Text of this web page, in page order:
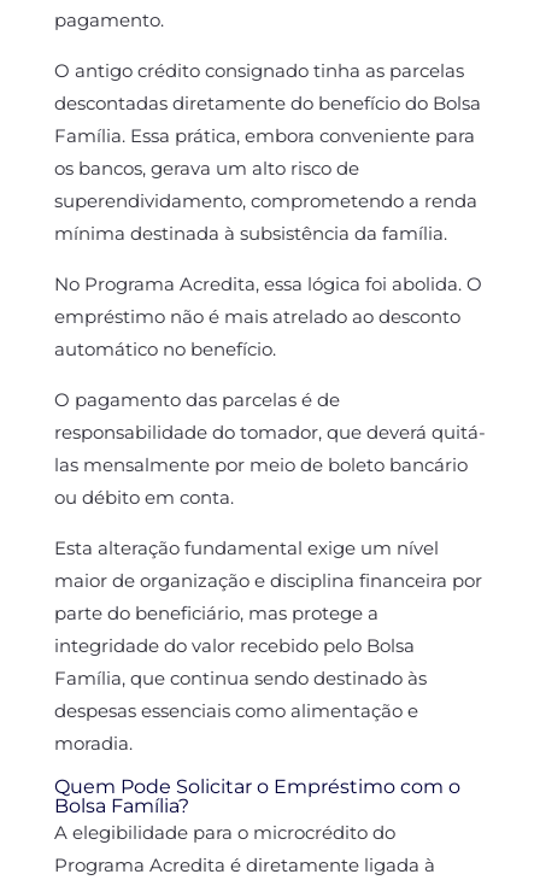
pagamento.
O antigo crédito consignado tinha as parcelas
descontadas diretamente do benefício do Bolsa
Família. Essa prática, embora conveniente para
os bancos, gerava um alto risco de
superendividamento, comprometendo a renda
mínima destinada à subsistência da família.
No Programa Acredita, essa lógica foi abolida. O
empréstimo não é mais atrelado ao desconto
automático no benefício.
O pagamento das parcelas é de
responsabilidade do tomador, que deverá quitá-
las mensalmente por meio de boleto bancário
ou débito em conta.
Esta alteração fundamental exige um nível
maior de organização e disciplina financeira por
parte do beneficiário, mas protege a
integridade do valor recebido pelo Bolsa
Família, que continua sendo destinado às
despesas essenciais como alimentação e
moradia.
Quem Pode Solicitar o Empréstimo com o
Bolsa Família?
A elegibilidade para o microcrédito do
Programa Acredita é diretamente ligada à